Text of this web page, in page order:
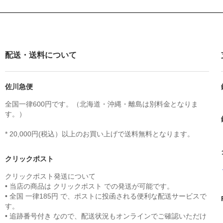
配送・送料について
佐川急便
全国一律600円です。（北海道・沖縄・離島は別料金となりま
す。）
* 20,000円(税込）以上のお買い上げで送料無料となります。
クリックポスト
クリックポスト発送について
• 当店の商品は クリックポスト での発送が可能です。
• 全国 一律185円 で、ポストに投函される便利な配送サービスで
す。
• 追跡番号付き なので、配送状況もオンラインでご確認いただけ